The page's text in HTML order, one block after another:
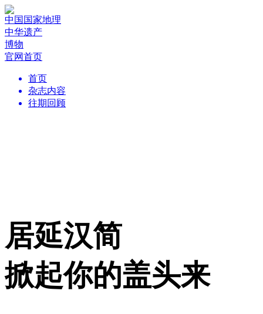
中国国家地理
中华遗产
博物
官网首页
首页
杂志内容
往期回顾
居延汉简
掀起你的盖头来